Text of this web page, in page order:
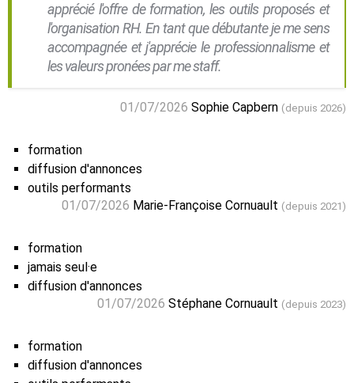
apprécié l'offre de formation, les outils proposés et
l'organisation RH. En tant que débutante je me sens
accompagnée et j'apprécie le professionnalisme et
les valeurs pronées par me staff.
01/07/2026 Sophie Capbern (depuis 2026)
formation
diffusion d'annonces
outils performants
01/07/2026 Marie-Françoise Cornuault (depuis 2021)
formation
jamais seul·e
diffusion d'annonces
01/07/2026 Stéphane Cornuault (depuis 2023)
formation
diffusion d'annonces